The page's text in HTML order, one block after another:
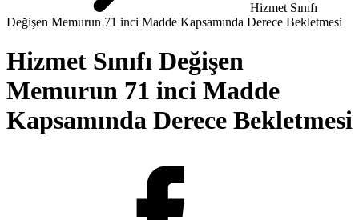
Hizmet Sınıfı
Değişen Memurun 71 inci Madde Kapsamında Derece Bekletmesi
Hizmet Sınıfı Değişen
Memurun 71 inci Madde
Kapsamında Derece Bekletmesi